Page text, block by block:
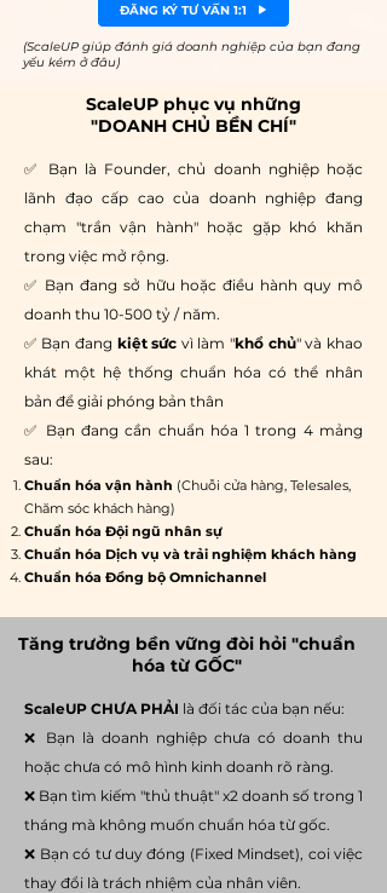
ĐĂNG KÝ TƯ VẤN 1:1
(ScaleUP giúp đánh giá doanh nghiệp của bạn đang
yếu kém ở đâu)
ScaleUP phục vụ những
"DOANH CHỦ BỀN CHÍ"
✅ Bạn là Founder, chủ doanh nghiệp hoặc
lãnh đạo cấp cao của doanh nghiệp đang
chạm "trần vận hành" hoặc gặp khó khăn
trong việc mở rộng.
✅ Bạn đang sở hữu hoặc điều hành quy mô
doanh thu 10-500 tỷ / năm.
✅ Bạn đang kiệt sức vì làm "khổ chủ" và khao
khát một hệ thống chuẩn hóa có thể nhân
bản để giải phóng bản thân
✅ Bạn đang cần chuẩn hóa 1 trong 4 mảng
sau:
Chuẩn hóa vận hành (Chuỗi cửa hàng, Telesales,
Chăm sóc khách hàng)
Chuẩn hóa Đội ngũ nhân sự
Chuẩn hóa Dịch vụ và trải nghiệm khách hàng
Chuẩn hóa Đồng bộ Omnichannel
Tăng trưởng bền vững đòi hỏi "chuẩn
hóa từ GỐC"
ScaleUP CHƯA PHẢI là đối tác của bạn nếu:
❌ Bạn là doanh nghiệp chưa có doanh thu
hoặc chưa có mô hình kinh doanh rõ ràng.
❌ Bạn tìm kiếm "thủ thuật" x2 doanh số trong 1
tháng mà không muốn chuẩn hóa từ gốc.
❌ Bạn có tư duy đóng (Fixed Mindset), coi việc
thay đổi là trách nhiệm của nhân viên.​